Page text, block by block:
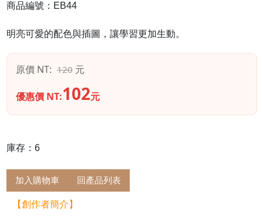
商品編號：EB44
明亮可愛的配色與插圖，讓學習更加生動。
原價 NT: 120元
優惠價 NT:102元
庫存：6
加入購物車 回產品列表
【創作者簡介】